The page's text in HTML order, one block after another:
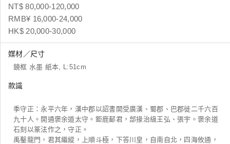
NT$ 80,000-120,000
RMB¥ 16,000-24,000
HK$ 20,000-30,000
媒材／尺寸
鏡框 水墨 紙本, L:51cm
款識
季守正：永平六年，漢中郡以詔書開受廣漢、蜀郡、巴郡徙二千六百
九十人。開通褒余道太守。鉅鹿鄐君，部掾治級王弘、張宇。褒余道
石刻以篆法作之，守正。
禹鑿龍門，君其繼縱，上順斗極，下答川皇，自南自北，四海攸通，